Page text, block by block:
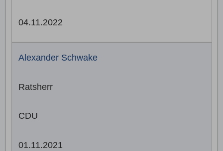
04.11.2022
Alexander Schwake
Ratsherr
CDU
01.11.2021